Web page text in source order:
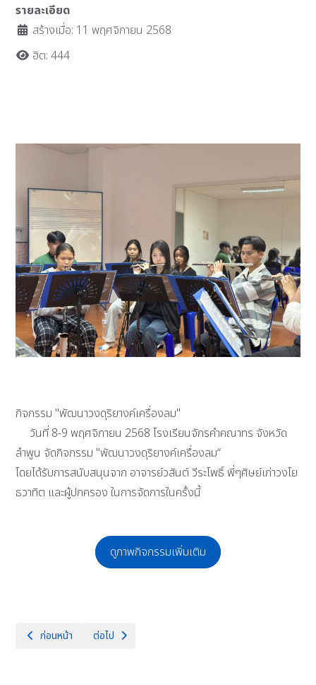
รายละเอียด
สร้างเมื่อ: 11 พฤศจิกายน 2568
ฮิต: 444
กิจกรรม "พัฒนาวงดุริยางค์เครื่องลม"
วันที่ 8-9 พฤศจิกายน 2568 โรงเรียนจักรคำคณาทร จังหวัด
ลำพูน จัดกิจกรรม "พัฒนาวงดุริยางค์เครื่องลม“
โดยได้รับการสนับสนุนจาก อาจารย์วสันต์ วีระโพธิ์ พี่ๆศิษย์เก่าวงโย
ธวาทิต และผู้ปกครอง ในการจัดการในครั้งนี้
ดูภาพกิจกรรมเพิ่มเติม
เนื้อหาก่อนหน้า: CHEERLEADER SHOWCASE 2025 แลกลีดสัมพันธ์
ก่อนหน้า เนื้อหาถัดไป: ประชุมข้าราชการครูและบุคลากรทางการศึ
ต่อไป